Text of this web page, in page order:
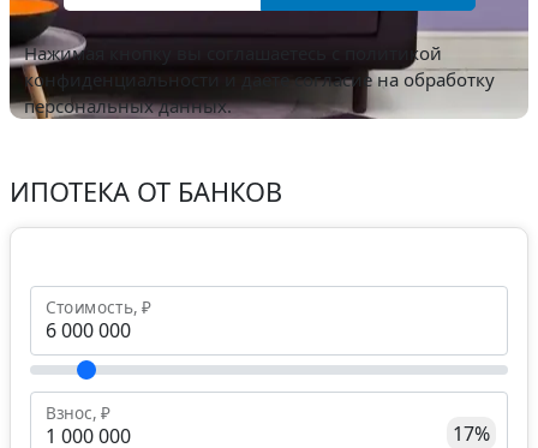
Нажимая кнопку вы соглашаетесь с
политикой
конфиденциальности и даете согласие на обработку
персональных данных.
ИПОТЕКА ОТ БАНКОВ
Стоимость, ₽
Взнос, ₽
17%